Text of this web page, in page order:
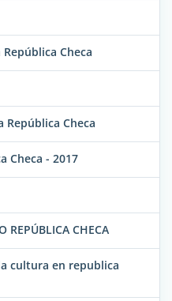
Checa
Checa
Checa - 2017
REPÚBLICA CHECA
cultura en republica